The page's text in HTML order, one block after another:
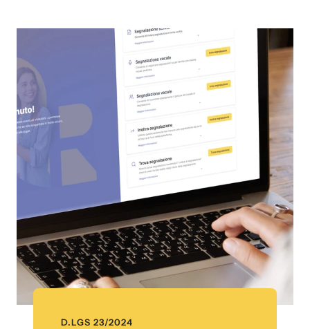
slide
1
slide
2 3 4
D.LGS 23/2024